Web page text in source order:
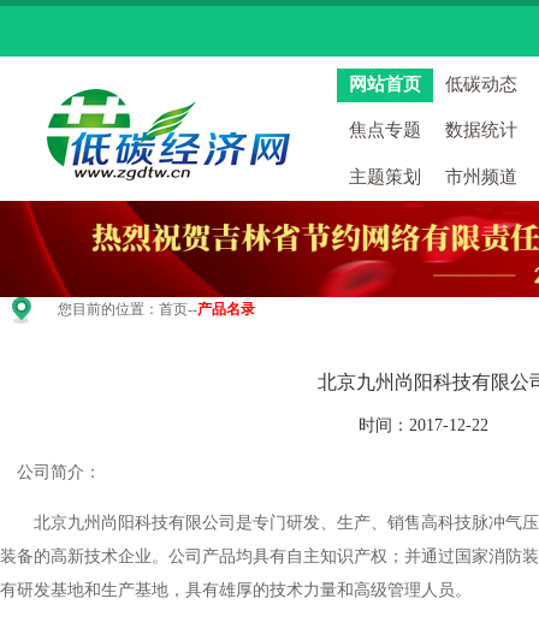
网站首页 低碳动态
焦点专题 数据统计
主题策划 市州频道
您目前的位置： 首页--产品名录
北京九州尚阳科技有限公
时间：2017-12-22
公司简介：
北京九州尚阳科技有限公司是专门研发、生产、销售高科技脉冲气
装备的高新技术企业。公司产品均具有自主知识产权；并通过国家消防
有研发基地和生产基地，具有雄厚的技术力量和高级管理人员。